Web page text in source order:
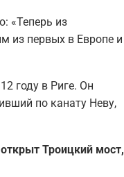
«Теперь из
из первых в Европе и
году в Риге. Он
по канату Неву,
Троицкий мост,